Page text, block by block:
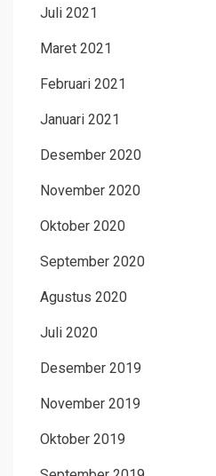
Juli 2021
Maret 2021
Februari 2021
Januari 2021
Desember 2020
November 2020
Oktober 2020
September 2020
Agustus 2020
Juli 2020
Desember 2019
November 2019
Oktober 2019